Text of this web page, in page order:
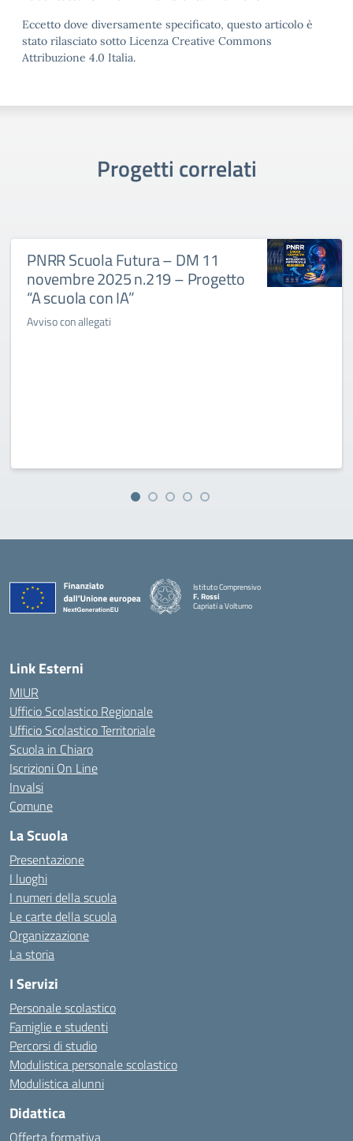
Eccetto dove diversamente specificato, questo articolo è
stato rilasciato sotto Licenza Creative Commons
Attribuzione 4.0 Italia.
Progetti correlati
PNRR Scuola Futura – DM 11
novembre 2025 n.219 – Progetto
“A scuola con IA”
Avviso con allegati
Istituto Comprensivo
F. Rossi
Capriati a Volturno
— Visita la pagina iniziale della scuola
Link Esterni
MIUR
Ufficio Scolastico Regionale
Ufficio Scolastico Territoriale
Scuola in Chiaro
Iscrizioni On Line
Invalsi
Comune
La Scuola
Presentazione
I luoghi
I numeri della scuola
Le carte della scuola
Organizzazione
La storia
I Servizi
Personale scolastico
Famiglie e studenti
Percorsi di studio
Modulistica personale scolastico
Modulistica alunni
Didattica
Offerta formativa